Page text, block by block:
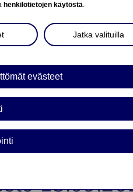
Oyj:
henkilötietojen käytöstä.
Jatka valituilla
evästeet